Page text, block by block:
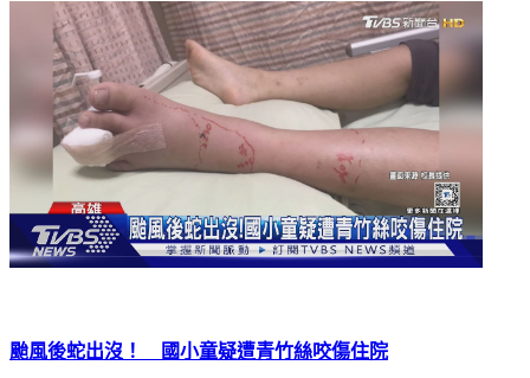
颱風後蛇出沒！ 國小童疑遭青竹絲咬傷住院